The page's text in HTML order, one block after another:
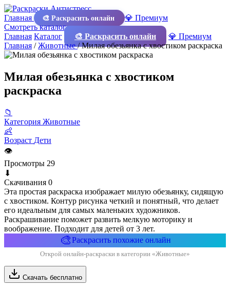
Главная 🎨 Раскрасить онлайн
💎 Премиум
Смотреть каталог
Главная Каталог 🎨 Раскрасить онлайн
💎 Премиум
Главная /Животные/Милая обезьянка с хвостиком раскраска
Милая обезьянка с хвостиком
раскраска
📁
Категория Животные
👶
Возраст Дети
👁
Просмотры 29
⬇
Скачивания 0
Эта простая раскраска изображает милую обезьянку, сидящую
с хвостиком. Контур рисунка четкий и понятный, что делает
его идеальным для самых маленьких художников.
Раскрашивание поможет развить мелкую моторику и
воображение. Подходит для детей от 3 лет.
🎨Раскрасить похожие онлайн
Открой онлайн-раскраски в категории «Животные»
Скачать бесплатно